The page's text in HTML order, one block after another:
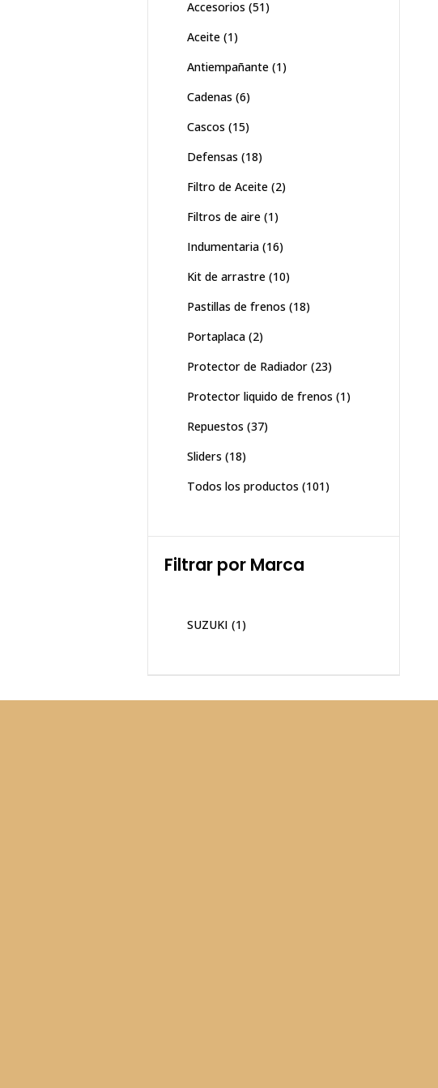
Accesorios (51)
Aceite (1)
Antiempañante (1)
Cadenas (6)
Cascos (15)
Defensas (18)
Filtro de Aceite (2)
Filtros de aire (1)
Indumentaria (16)
Kit de arrastre (10)
Pastillas de frenos (18)
Portaplaca (2)
Protector de Radiador (23)
Protector liquido de frenos (1)
Repuestos (37)
Sliders (18)
Todos los productos (101)
Filtrar por Marca
SUZUKI (1)